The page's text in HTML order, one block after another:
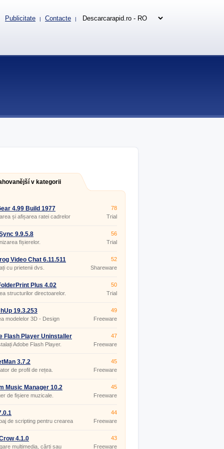
v kategorii
4.99 Build 1977
și afișarea ratei cadrelor
DirectX și OpenGL.
78
Trial
9.9.5.8
fișierelor.
56
Trial
Video Chat 6.11.511
cu prietenii dvs.
52
Shareware
Plus 4.02
structurilor directoarelor.
50
Trial
19.3.253
modelelor 3D - Design
49
Freeware
Flash Player Uninstaller
Adobe Flash Player.
47
Freeware
3.7.2
de profil de rețea.
45
Freeware
Music Manager 10.2
de fișiere muzicale.
45
Freeware
de scripting pentru crearea
44
Freeware
4.1.0
multimedia, cărți sau
43
Freeware
Publicitate | Contacte |